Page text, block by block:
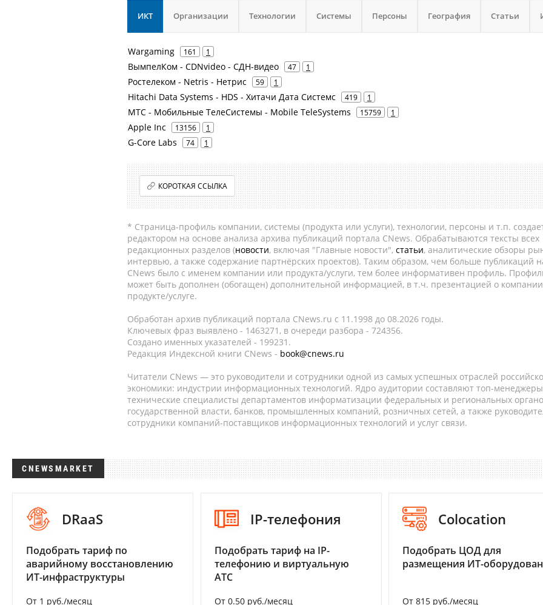
ИКТ Организации Технологии Системы Персоны География Статьи
Wargaming 161 1
ВымпелКом - CDNvideo - СДН-видео 47 1
Ростелеком - Netris - Нетрис 59 1
Hitachi Data Systems - HDS - Хитачи Дата Системс 419 1
МТС - Мобильные ТелеСистемы - Mobile TeleSystems 15759 1
Apple Inc 13156 1
G-Core Labs 74 1
КОРОТКАЯ ССЫЛКА
* Страница-профиль компании, системы (продукта или услуги), технологии, персоны и т.п.
редактором на основе анализа архива публикаций портала CNews. Обрабатываются тексты всех
редакционных разделов (новости, включая "Главные новости", статьи, аналитические обзоры
интервью, а также содержание партнёрских проектов). Таким образом, чем больше публикаций
CNews было с именем компании или продукта/услуги, тем более информативен профиль.
может быть дополнен (обогащен) дополнительной информацией, в т.ч. презентацией о
продукте/услуге.
Обработан архив публикаций портала CNews.ru c 11.1998 до 08.2026 годы.
Ключевых фраз выявлено - 1463271, в очереди разбора - 724356.
Создано именных указателей - 199231.
Редакция Индексной книги CNews - book@cnews.ru
Читатели CNews — это руководители и сотрудники одной из самых успешных отраслей
экономики: индустрии информационных технологий. Ядро аудитории составляют топ-
технические специалисты департаментов информатизации федеральных и региональных
государственной власти, банков, промышленных компаний, розничных сетей, а также
сотрудники компаний-поставщиков информационных технологий и услуг связи.
CNEWSMARKET
DRaaS
Подобрать тариф по
аварийному восстановлению
ИТ-инфраструктуры
От 1 руб./месяц
IP-телефония
Подобрать тариф на IP-
телефонию и виртуальную
АТС
От 0.50 руб./месяц
Colocation
Подобрать ЦОД для
размещения ИТ-
От 815 руб./месяц